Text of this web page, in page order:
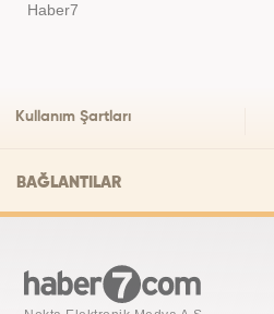
Haber7
Kullanım Şartları
BAĞLANTILAR